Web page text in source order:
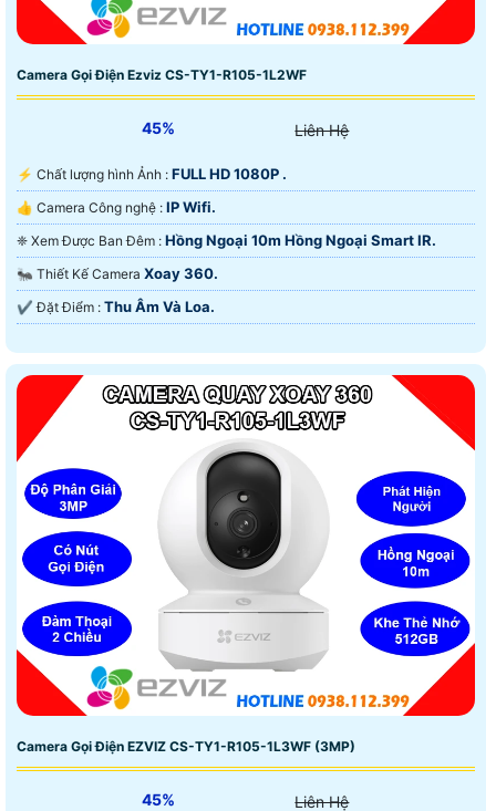
Camera Gọi Điện Ezviz CS-TY1-R105-1L2WF
45% Liên Hệ
️⚡ Chất lượng hình Ảnh : FULL HD 1080P .
👍 Camera Công nghệ : IP Wifi.
❈ Xem Được Ban Đêm : Hồng Ngoại 10m Hồng Ngoại Smart IR.
🐜 Thiết Kế Camera Xoay 360.
️✔️ Đặt Điểm : Thu Âm Và Loa.
Camera Gọi Điện EZVIZ CS-TY1-R105-1L3WF (3MP)
45% Liên Hệ